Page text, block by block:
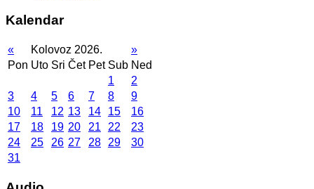
Kalendar
« Kolovoz 2026.
»
Pon Uto Sri Čet Pet Sub Ned
1
2
3
4 5 6 7 8
9
10
11 12 13 14 15
16
17
18 19 20 21 22
23
24
25 26 27 28 29
30
31